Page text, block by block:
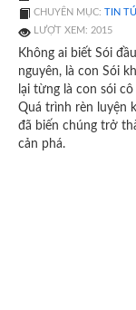
CHUYÊN MỤC: TIN
LƯỢT XEM: 2015
Không ai biết Sói
nguyên, là con Sói
lại từng là con sói
Quá trình rèn luyện
đã biến chúng trở
cản phá.